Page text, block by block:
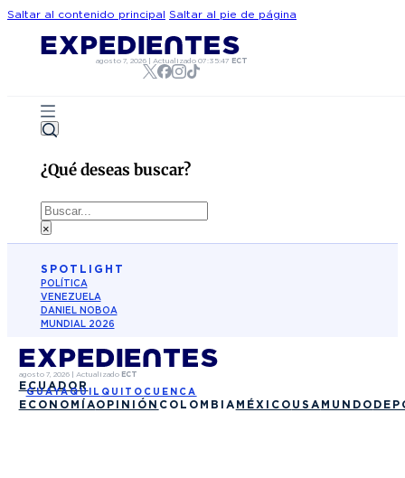
Saltar al contenido principal Saltar al pie de página
agosto 7, 2026 |Actualizado07:35:47 ECT
¿Qué deseas buscar?
Buscar
×
SPOTLIGHT
POLÍTICA
VENEZUELA
DANIEL NOBOA
MUNDIAL 2026
agosto 7, 2026| Actualizado ECT
ECUADOR
GUAYAQUIL QUITO CUENCA
ECONOMÍAOPINIÓN COLOMBIA MÉXICO USA MUNDO